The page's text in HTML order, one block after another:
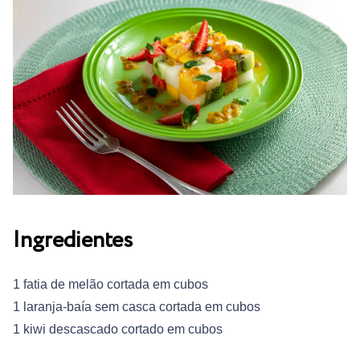
Ingredientes
1 fatia de melão cortada em cubos
1 laranja-baía sem casca cortada em cubos
1 kiwi descascado cortado em cubos